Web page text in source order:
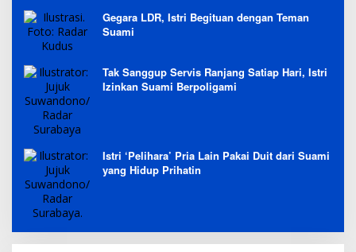
Gegara LDR, Istri Begituan dengan Teman
Suami
Tak Sanggup Servis Ranjang Satiap Hari, Istri
Izinkan Suami Berpoligami
Istri ‘Pelihara’ Pria Lain Pakai Duit dari Suami
yang Hidup Prihatin